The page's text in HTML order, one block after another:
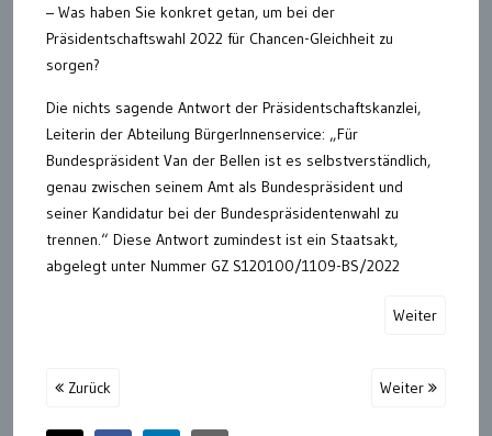
– Was haben Sie konkret getan, um bei der
Präsidentschaftswahl 2022 für Chancen-Gleichheit zu
sorgen?
Die nichts sagende Antwort der Präsidentschaftskanzlei,
Leiterin der Abteilung BürgerInnenservice: „Für
Bundespräsident Van der Bellen ist es selbstverständlich,
genau zwischen seinem Amt als Bundespräsident und
seiner Kandidatur bei der Bundespräsidentenwahl zu
trennen.“ Diese Antwort zumindest ist ein Staatsakt,
abgelegt unter Nummer GZ S120100/1109-BS/2022
Weiter
Zurück Weiter